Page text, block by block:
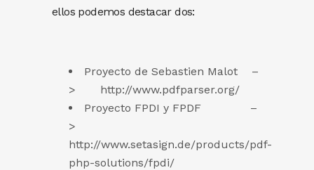
ellos podemos destacar dos:
Proyecto de Sebastien Malot –
> http://www.pdfparser.org/
Proyecto FPDI y FPDF –
>
http://www.setasign.de/products/pdf-
php-solutions/fpdi/